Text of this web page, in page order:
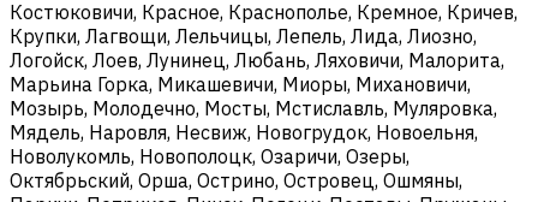
Костюковичи, Красное, Краснополье, Кремное, Кричев,
Крупки, Лагвощи, Лельчицы, Лепель, Лида, Лиозно,
Логойск, Лоев, Лунинец, Любань, Ляховичи, Малорита,
Марьина Горка, Микашевичи, Миоры, Михановичи,
Мозырь, Молодечно, Мосты, Мстиславль, Муляровка,
Мядель, Наровля, Несвиж, Новогрудок, Новоельня,
Новолукомль, Новополоцк, Озаричи, Озеры,
Октябрьский, Орша, Острино, Островец, Ошмяны,